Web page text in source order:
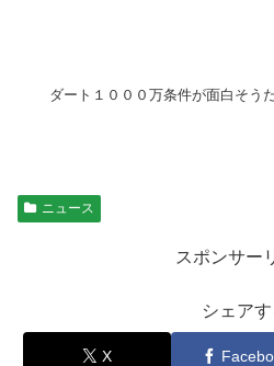
ダート１０００万条件が面白そう
ニュース
スポンサー
シェアす
X